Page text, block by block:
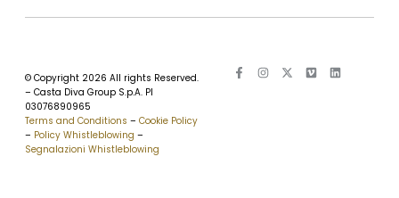
© Copyright 2026 All rights Reserved.
– Casta Diva Group S.p.A. PI
03076890965
Terms and Conditions – Cookie Policy
– Policy Whistleblowing –
Segnalazioni Whistleblowing